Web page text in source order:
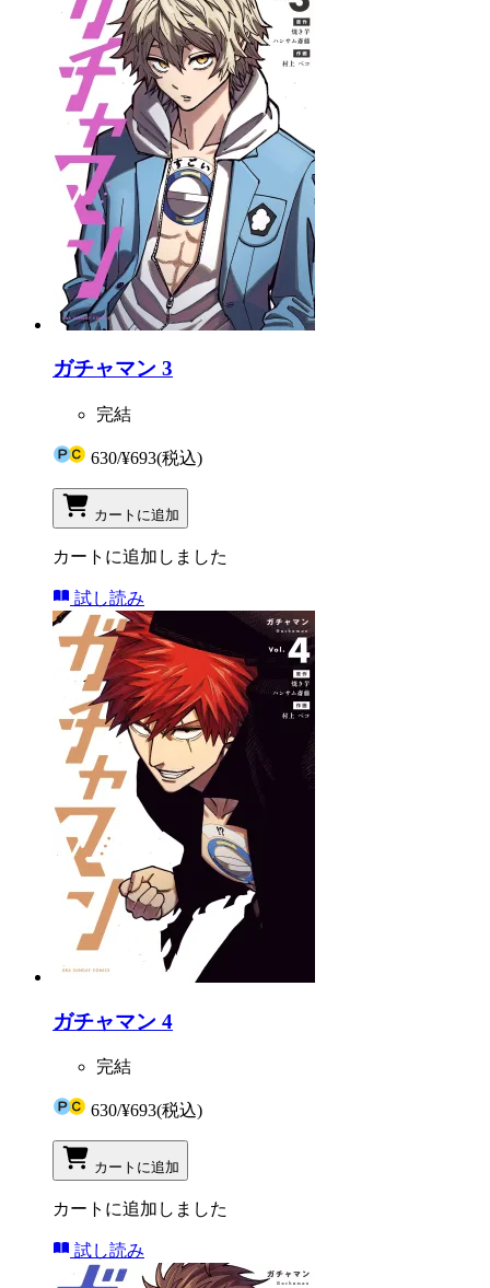
ガチャマン 3
完結
630/¥693(税込)
カートに追加
カートに追加しました
試し読み
ガチャマン 4
完結
630/¥693(税込)
カートに追加
カートに追加しました
試し読み